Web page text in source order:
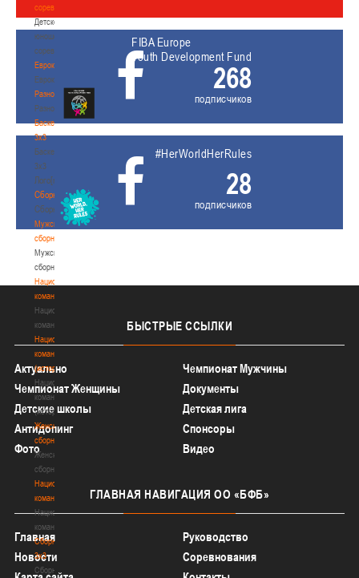
соревнования
Детско-
юношеские
соревнования
Еврокубки
Еврокубки
Разное
Разное
Баскетбол
3х3
Баскетбол
3х3
Лого[modid=121]
Сборные
Сборные
Мужские
сборные
Мужские
сборные
Национальная
команда
Национальная
команда
Национальная
команда
(история)
Национальная
команда
(история)
Женские
сборные
Женские
сборные
Национальная
команда
Национальная
команда
Сборные
3х3
Сборные
FIBA Europe
Youth Development Fund
268
подписчиков
#HerWorldHerRules
28
подписчиков
БЫСТРЫЕ ССЫЛКИ
Актуально
Чемпионат Мужчины
Чемпионат Женщины
Документы
Детские школы
Детская лига
Антидопинг
Спонсоры
Фото
Видео
ГЛАВНАЯ НАВИГАЦИЯ ОО «БФБ»
Главная
Руководство
Новости
Соревнования